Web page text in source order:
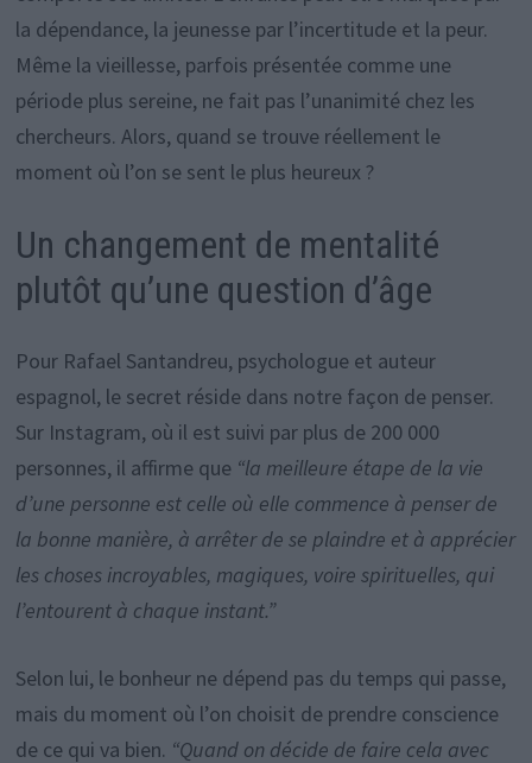
la dépendance, la jeunesse par l’incertitude et la peur.
Même la vieillesse, parfois présentée comme une
période plus sereine, ne fait pas l’unanimité chez les
chercheurs. Alors, quand se trouve réellement le
moment où l’on se sent le plus heureux ?
Un changement de mentalité
plutôt qu’une question d’âge
Pour Rafael Santandreu, psychologue et auteur
espagnol, le secret réside dans notre façon de penser.
Sur Instagram, où il est suivi par plus de 200 000
personnes, il affirme que “la meilleure étape de la vie
d’une personne est celle où elle commence à penser de
la bonne manière, à arrêter de se plaindre et à apprécier
les choses incroyables, magiques, voire spirituelles, qui
l’entourent à chaque instant.”
Selon lui, le bonheur ne dépend pas du temps qui passe,
mais du moment où l’on choisit de prendre conscience
de ce qui va bien. “Quand on décide de faire cela avec